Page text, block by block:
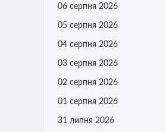
06 серпня 2026
05 серпня 2026
04 серпня 2026
03 серпня 2026
02 серпня 2026
01 серпня 2026
31 липня 2026